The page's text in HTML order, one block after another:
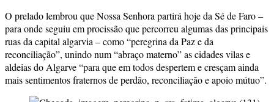
O prelado lembrou que Nossa Senhora partirá hoje da Sé de Faro –
para onde seguiu em procissão que percorreu algumas das principais
ruas da capital algarvia – como “peregrina da Paz e da
reconciliação”, unindo num “abraço materno” as cidades vilas e
aldeias do Algarve “para que em todos despertem e cresçam ainda
mais sentimentos fraternos de perdão, reconciliação e apoio mútuo”.